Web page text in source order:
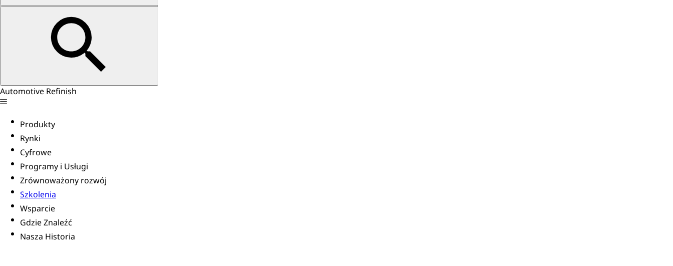
Automotive Refinish
Produkty
Rynki
Cyfrowe
Programy i Usługi
Zrównoważony rozwój
Szkolenia
Wsparcie
Gdzie Znaleźć
Nasza Historia